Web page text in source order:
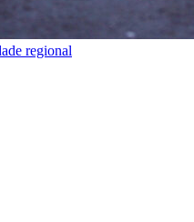
regional